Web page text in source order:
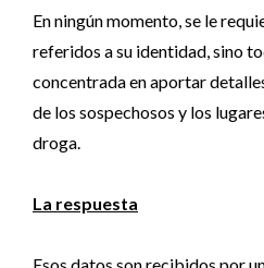
En ningún momento, se le
referidos a su identidad, sino
concentrada en aportar
de los sospechosos y los
droga.
La respuesta